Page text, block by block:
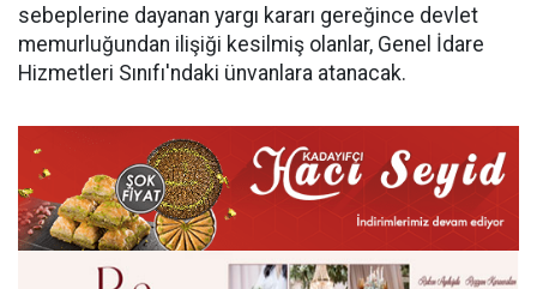
sebeplerine dayanan yargı kararı gereğince devlet
memurluğundan ilişiği kesilmiş olanlar, Genel İdare
Hizmetleri Sınıfı'ndaki ünvanlara atanacak.